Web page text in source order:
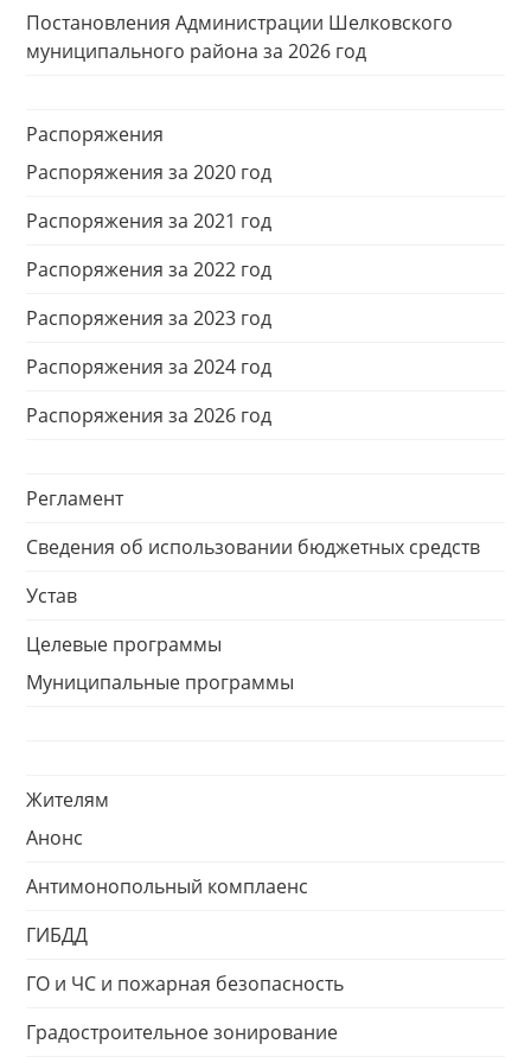
Постановления Администрации Шелковского
муниципального района за 2026 год
Распоряжения
Распоряжения за 2020 год
Распоряжения за 2021 год
Распоряжения за 2022 год
Распоряжения за 2023 год
Распоряжения за 2024 год
Распоряжения за 2026 год
Регламент
Сведения об использовании бюджетных средств
Устав
Целевые программы
Муниципальные программы
Жителям
Анонс
Антимонопольный комплаенс
ГИБДД
ГО и ЧС и пожарная безопасность
Градостроительное зонирование